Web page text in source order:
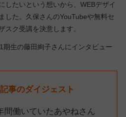
したいという想いから、WEBデザイ
した。久保さんのYouTubeや無料セ
スク受講を決意します。
生の藤田絢子さんにインタビュー
事のダイジェスト
間働いていたあやねさん